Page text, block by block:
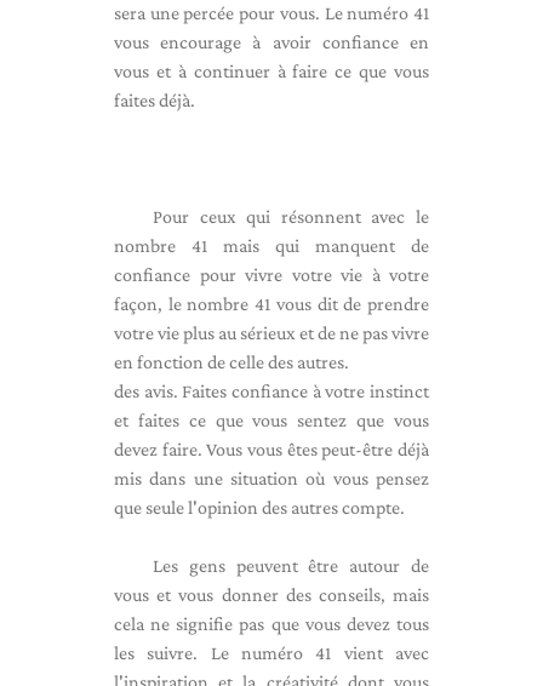
sera une percée pour vous. Le numéro 41
vous encourage à avoir confiance en
vous et à continuer à faire ce que vous
faites déjà.
Pour ceux qui résonnent avec le
nombre 41 mais qui manquent de
confiance pour vivre votre vie à votre
façon, le nombre 41 vous dit de prendre
votre vie plus au sérieux et de ne pas vivre
en fonction de celle des autres.
des avis. Faites confiance à votre instinct
et faites ce que vous sentez que vous
devez faire. Vous vous êtes peut-être déjà
mis dans une situation où vous pensez
que seule l'opinion des autres compte.
Les gens peuvent être autour de
vous et vous donner des conseils, mais
cela ne signifie pas que vous devez tous
les suivre. Le numéro 41 vient avec
l'inspiration et la créativité dont vous